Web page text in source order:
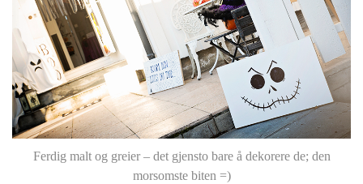
Ferdig malt og greier – det gjensto bare å dekorere de; den
morsomste biten =)